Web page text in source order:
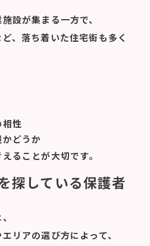
設が集まる一方で、
、落ち着いた住宅街も多く
性
どうか
ることが大切です。
探している保護者
リアの選び方によって、